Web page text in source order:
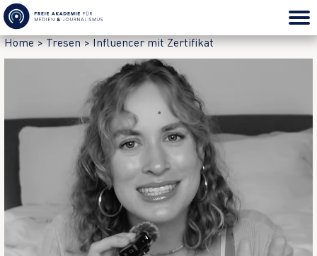
Home>Tresen>Influencer mit Zertifikat